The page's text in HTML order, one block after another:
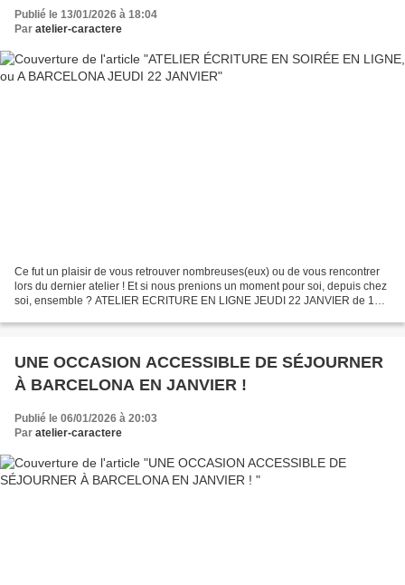
Publié le 13/01/2026 à 18:04
Par atelier-caractere
Ce fut un plaisir de vous retrouver nombreuses(eux) ou de vous rencontrer
lors du dernier atelier ! Et si nous prenions un moment pour soi, depuis chez
soi, ensemble ? ATELIER ECRITURE EN LIGNE JEUDI 22 JANVIER de 19h
UNE OCCASION ACCESSIBLE DE SÉJOURNER
À BARCELONA EN JANVIER !
Publié le 06/01/2026 à 20:03
Par atelier-caractere